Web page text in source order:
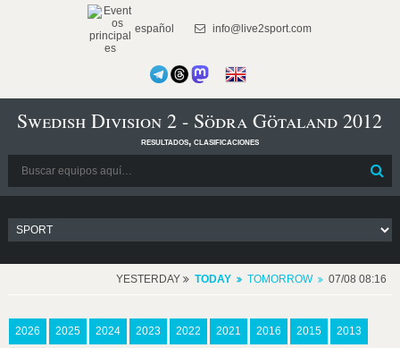
español info@live2sport.com
Swedish Division 2 - Södra Götaland 2012
resultados, clasificaciones
YESTERDAY TODAY TOMORROW 07/08 08:16
2026 2025 2024 2023 2022 2021 2016 2015 2013